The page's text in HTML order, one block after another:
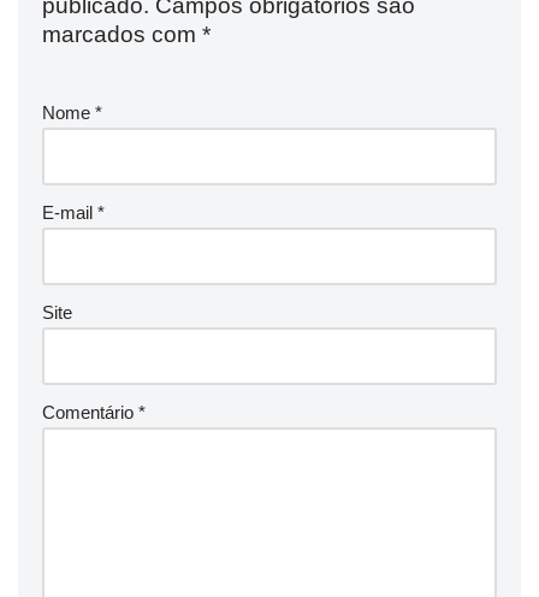
publicado. Campos obrigatórios são
marcados com *
Nome *
E-mail *
Site
Comentário *